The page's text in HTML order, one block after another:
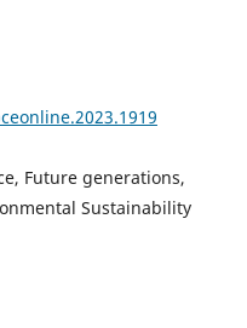
Future generations,
Sustainability